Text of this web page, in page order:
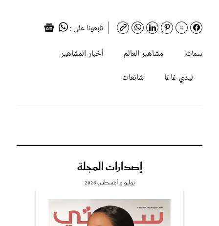
تابعونا على :
سمات:
مشاهير العالم
أخبار المشاهير
ليدي غاغا
شائعات
إصدارات المجلة
يوليو و أغسطس 2026